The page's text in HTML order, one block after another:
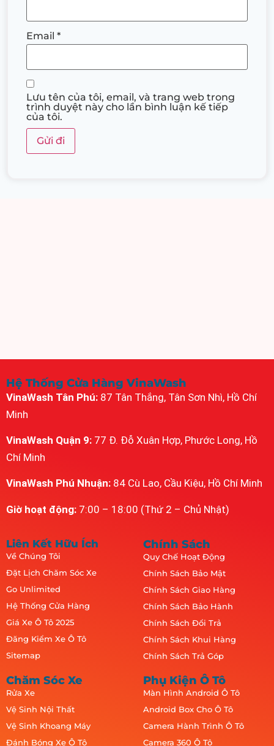
Email *
Lưu tên của tôi, email, và trang web trong
trình duyệt này cho lần bình luận kế tiếp
của tôi.
Hệ Thống Cửa Hàng VinaWash
VinaWash Tân Phú: 87 Tân Thắng, Tân Sơn Nhì, Hồ Chí
Minh
VinaWash Quận 9: 77 Đ. Đỗ Xuân Hợp, Phước Long, Hồ
Chí Minh
VinaWash Phú Nhuận: 84 Cù Lao, Cầu Kiệu, Hồ Chí Minh
Giờ hoạt động: 7:00 – 18:00 (Thứ 2 – Chủ Nhật)
Liên Kết Hữu Ích
Về Chúng Tôi
Đặt Lịch Chăm Sóc Xe
Go Unlimited
Hệ Thống Cửa Hàng
Giá Xe Ô Tô 2025
Đăng Kiểm Xe Ô Tô
Sitemap
Chính Sách
Quy Chế Hoạt Động
Chính Sách Bảo Mật
Chính Sách Giao Hàng
Chính Sách Bảo Hành
Chính Sách Đổi Trả
Chính Sách Khui Hàng
Chính Sách Trả Góp
Chăm Sóc Xe
Rửa Xe
Vệ Sinh Nội Thất
Vệ Sinh Khoang Máy
Đánh Bóng Xe Ô Tô
Phụ Kiện Ô Tô
Màn Hình Android Ô Tô
Android Box Cho Ô Tô
Camera Hành Trình Ô Tô
Camera 360 Ô Tô